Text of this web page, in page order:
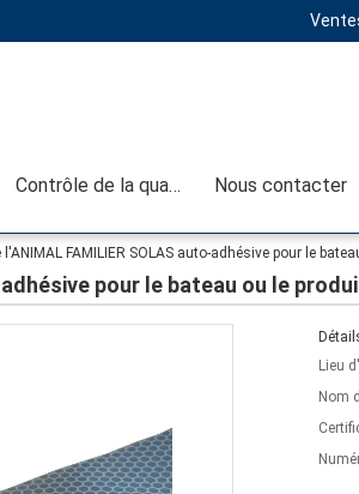
Contrôle de la qualité Nous contacter
l'ANIMAL FAMILIER SOLAS auto-adhésive pour le
pour le bateau ou le
Lieu
Nom